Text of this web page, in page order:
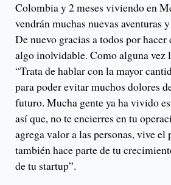
Colombia y 2 meses viviendo en
vendrán muchas nuevas aventuras
De nuevo gracias a todos por hacer
algo inolvidable. Como alguna vez
“Trata de hablar con la mayor
para poder evitar muchos dolores
futuro. Mucha gente ya ha vivido
así que, no te encierres en tu
agrega valor a las personas, vive el
también hace parte de tu
de tu startup”.